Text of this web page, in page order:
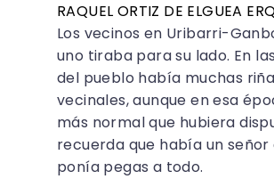
RAQUEL ORTIZ DE ELGUEA
Los vecinos en Uribarri-
uno tiraba para su lado. En
del pueblo había muchas
vecinales, aunque en esa
más normal que hubiera
recuerda que había un señor
ponía pegas a todo.